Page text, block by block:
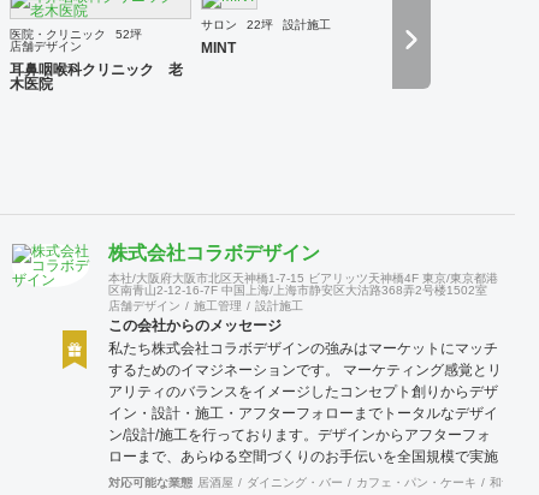
医院・クリニック
52坪
店舗デザイン
耳鼻咽喉科クリニック 老
木医院
サロン 22坪 設計施工
MINT
株式会社コラボデザイン
本社/大阪府大阪市北区天神橋1-7-15 ビアリッツ天神橋4F 東京/東京都港
区南青山2-12-16-7F 中国上海/上海市静安区大沽路368弄2号楼1502室
店舗デザイン
施工管理 設計施工
この会社からのメッセージ
私たち株式会社コラボデザインの強みはマーケットにマッチ
するためのイマジネーションです。 マーケティング感覚とリ
アリティのバランスをイメージしたコンセプト創りからデザ
イン・設計・施工・アフターフォローまでトータルなデザイ
ン/設計/施工を行っております。デザインからアフターフォ
ローまで、あらゆる空間づくりのお手伝いを全国規模で実施
できます。上海にもオフィスがございますので、中国での実
対応可能な業態 居酒屋 ダイニング・バー カフェ・パン・ケーキ 和食・